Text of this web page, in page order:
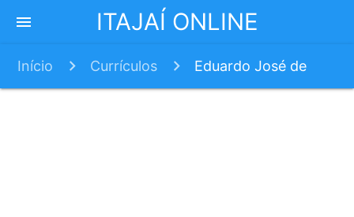
ITAJAÍ ONLINE
menu
Início Currículos Eduardo José de